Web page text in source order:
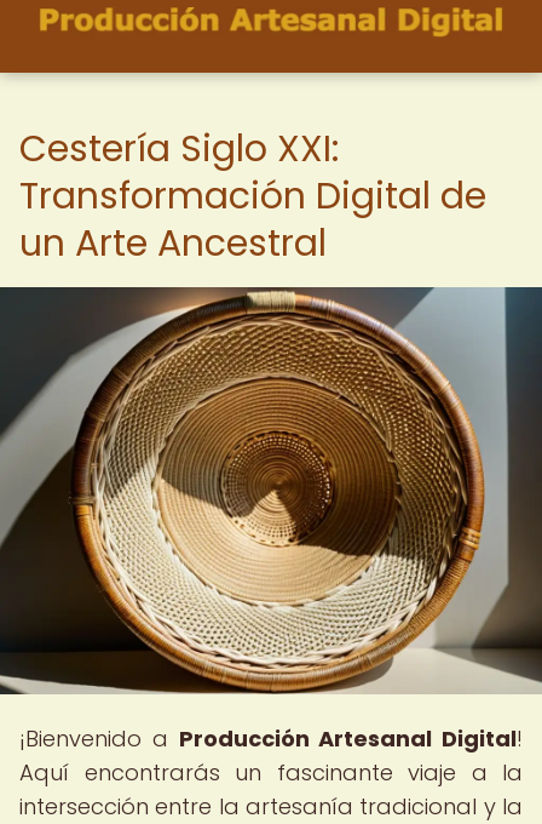
Cestería Siglo XXI:
Transformación Digital de
un Arte Ancestral
¡Bienvenido a Producción Artesanal Digital!
Aquí encontrarás un fascinante viaje a la
intersección entre la artesanía tradicional y la